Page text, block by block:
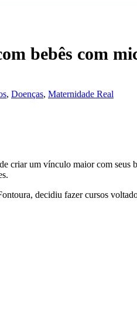
bebês com
, Doenças, Maternidade Real
criar um vínculo maior com
decidiu fazer cursos